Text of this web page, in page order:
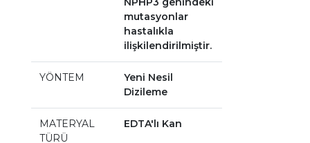
mutasyonlar
hastalıkla
ilişkilendirilmiştir.
YÖNTEM
Yeni Nesil
Dizileme
MATERYAL
TÜRÜ
EDTA'lı Kan